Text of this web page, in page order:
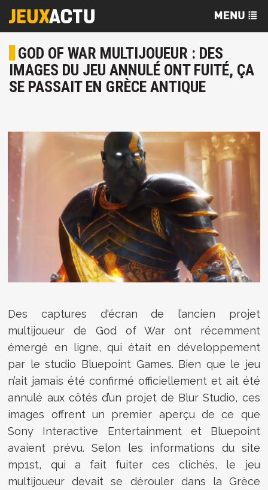
GOD OF WAR MULTIJOUEUR : DES
IMAGES DU JEU ANNULÉ ONT FUITÉ, ÇA
SE PASSAIT EN GRÈCE ANTIQUE
Des captures d'écran de l’ancien projet
multijoueur de God of War ont récemment
émergé en ligne, qui était en développement
par le studio Bluepoint Games. Bien que le jeu
n’ait jamais été confirmé officiellement et ait été
annulé aux côtés d’un projet de Blur Studio, ces
images offrent un premier aperçu de ce que
Sony Interactive Entertainment et Bluepoint
avaient prévu. Selon les informations du site
mp1st, qui a fait fuiter ces clichés, le jeu
multijoueur devait se dérouler dans la Grèce